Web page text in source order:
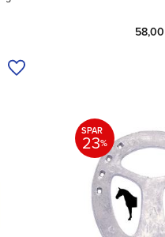
Tilføj til ønskeliste
58,00
SPAR
23%